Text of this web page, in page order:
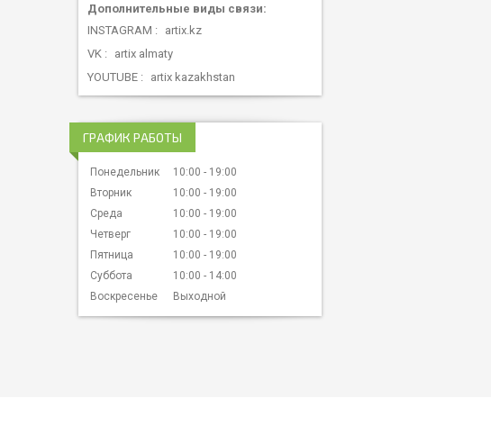
INSTAGRAM
artix.kz
VK
artix almaty
YOUTUBE
artix kazakhstan
ГРАФИК РАБОТЫ
Понедельник 10:00
19:00
Вторник
10:00
19:00
Среда
10:00
19:00
Четверг
10:00
19:00
Пятница
10:00
19:00
Суббота
10:00
14:00
Воскресенье
Выходной